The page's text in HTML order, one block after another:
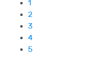
1
2
3
4
5